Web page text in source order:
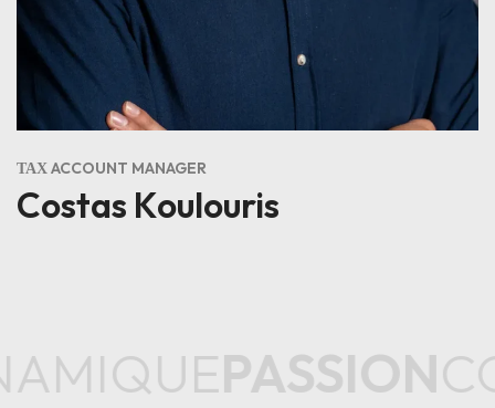
ΤΑΧ ACCOUNT MANAGER
Costas Koulouris
PASSION